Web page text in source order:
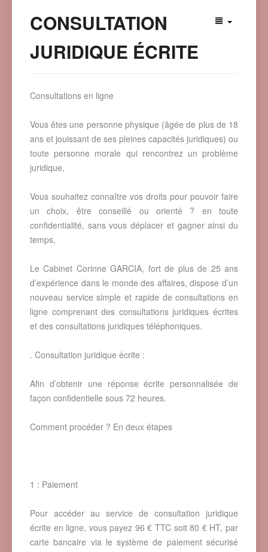
CONSULTATION
JURIDIQUE ÉCRITE
Consultations en ligne
Vous êtes une personne physique (âgée de plus de 18
ans et jouissant de ses pleines capacités juridiques) ou
toute personne morale qui rencontrez un problème
juridique,
Vous souhaitez connaître vos droits pour pouvoir faire
un choix, être conseillé ou orienté ? en toute
confidentialité, sans vous déplacer et gagner ainsi du
temps,
Le Cabinet Corinne GARCIA, fort de plus de 25 ans
d’expérience dans le monde des affaires, dispose d’un
nouveau service simple et rapide de consultations en
ligne comprenant des consultations juridiques écrites
et des consultations juridiques téléphoniques.
. Consultation juridique écrite :
Afin d’obtenir une réponse écrite personnalisée de
façon confidentielle sous 72 heures.
Comment procéder ? En deux étapes
1 : Paiement
Pour accéder au service de consultation juridique
écrite en ligne, vous payez 96 € TTC soit 80 € HT, par
carte bancaire via le système de paiement sécurisé